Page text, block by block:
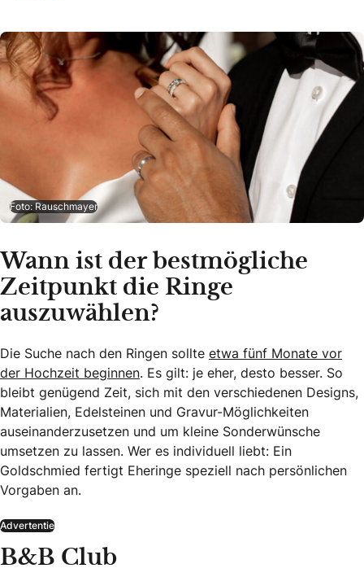
Foto: Rauschmayer
Wann ist der bestmögliche
Zeitpunkt die Ringe
auszuwählen?
Die Suche nach den Ringen sollte etwa fünf Monate vor
der Hochzeit beginnen. Es gilt: je eher, desto besser. So
bleibt genügend Zeit, sich mit den verschiedenen Designs,
Materialien, Edelsteinen und Gravur-Möglichkeiten
auseinanderzusetzen und um kleine Sonderwünsche
umsetzen zu lassen. Wer es individuell liebt: Ein
Goldschmied fertigt Eheringe speziell nach persönlichen
Vorgaben an.
Advertentie
B&B Club